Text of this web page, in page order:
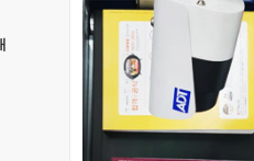
. 2001년 장애인이동권연대 공
을 새로 써나간다.
대해 알았다고나 할까, 나에게
서도 동시에 여성이라는 이
식하고 반말하고 무시해왔다는 걸